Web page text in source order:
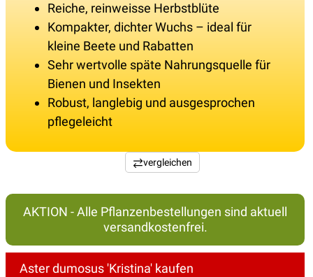
Reiche, reinweisse Herbstblüte
Kompakter, dichter Wuchs – ideal für
kleine Beete und Rabatten
Sehr wertvolle späte Nahrungsquelle für
Bienen und Insekten
Robust, langlebig und ausgesprochen
pflegeleicht
vergleichen
AKTION - Alle Pflanzenbestellungen sind aktuell
versandkostenfrei.
Aster dumosus 'Kristina' kaufen